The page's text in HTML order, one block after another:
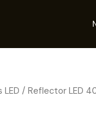
/ Reflector LED